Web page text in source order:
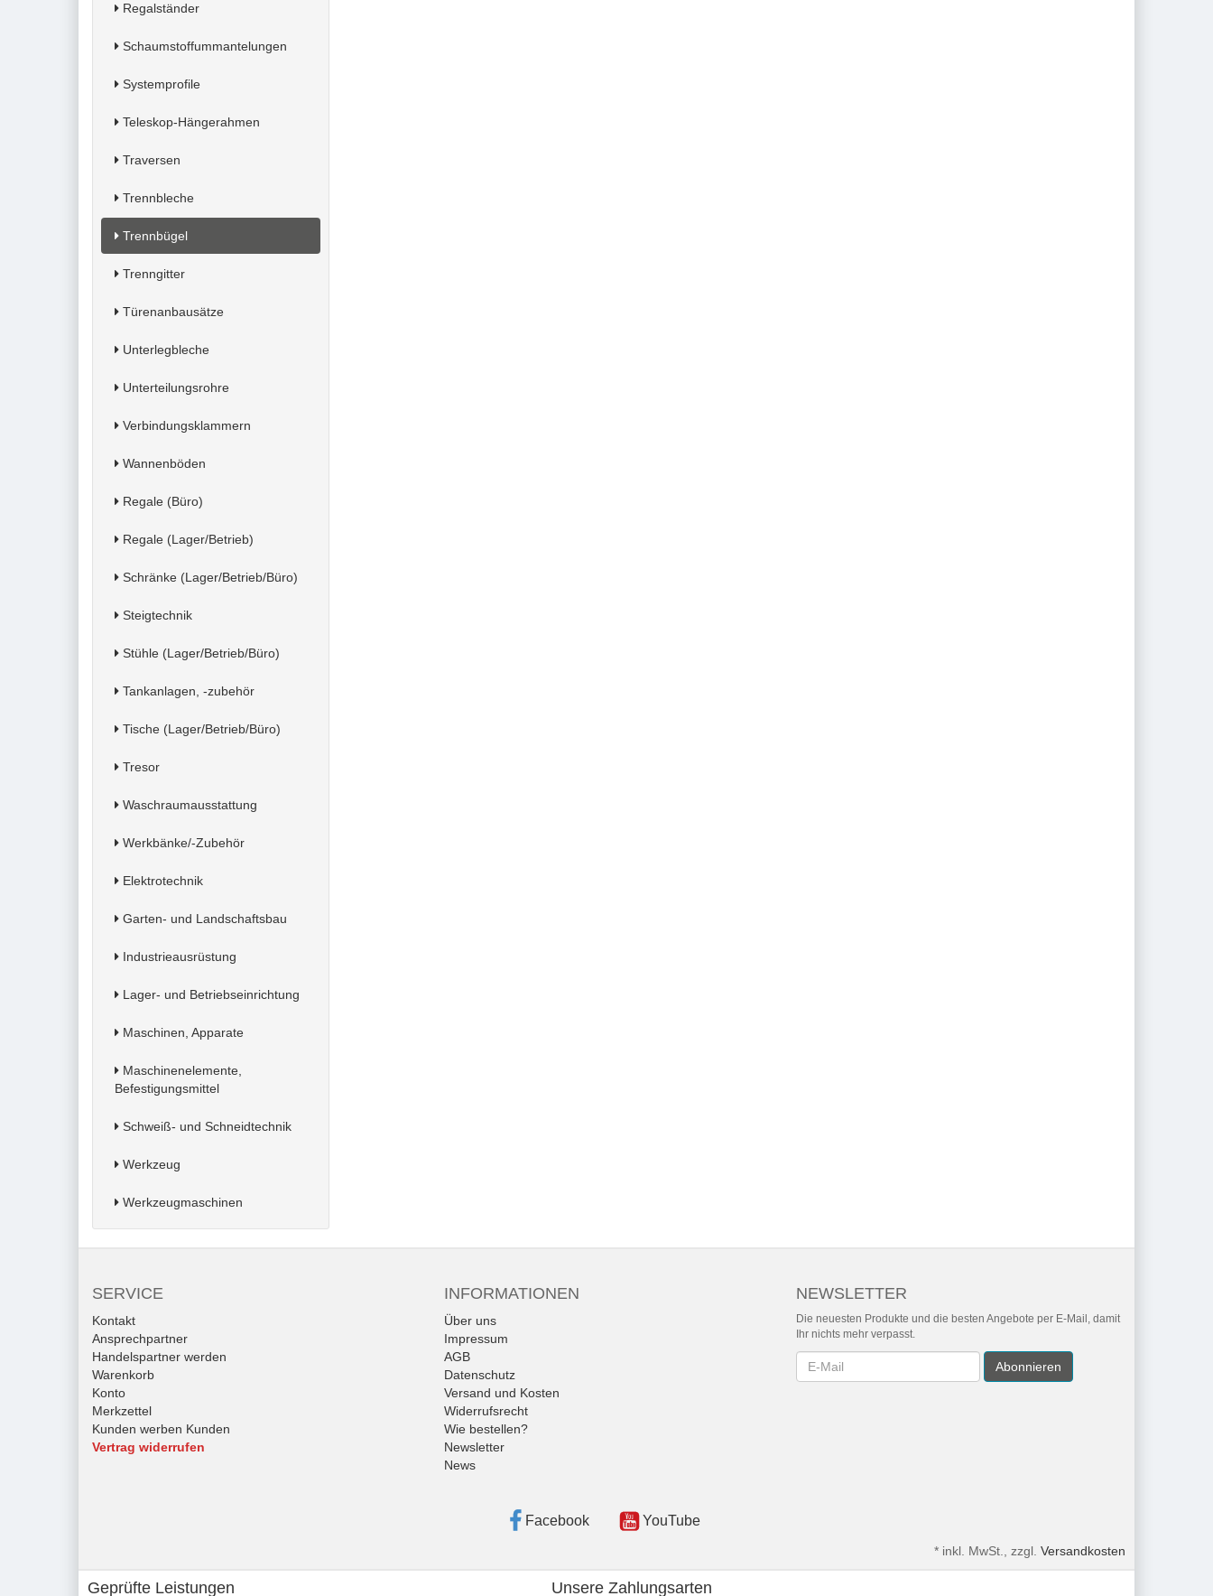
Regalständer
Schaumstoffummantelungen
Systemprofile
Teleskop-Hängerahmen
Traversen
Trennbleche
Trennbügel
Trenngitter
Türenanbausätze
Unterlegbleche
Unterteilungsrohre
Verbindungsklammern
Wannenböden
Regale (Büro)
Regale (Lager/Betrieb)
Schränke (Lager/Betrieb/Büro)
Steigtechnik
Stühle (Lager/Betrieb/Büro)
Tankanlagen, -zubehör
Tische (Lager/Betrieb/Büro)
Tresor
Waschraumausstattung
Werkbänke/-Zubehör
Elektrotechnik
Garten- und Landschaftsbau
Industrieausrüstung
Lager- und Betriebseinrichtung
Maschinen, Apparate
Maschinenelemente,
Befestigungsmittel
Schweiß- und Schneidtechnik
Werkzeug
Werkzeugmaschinen
SERVICE
Kontakt
Ansprechpartner
Handelspartner werden
Warenkorb
Konto
Merkzettel
Kunden werben Kunden
Vertrag widerrufen
INFORMATIONEN
Über uns
Impressum
AGB
Datenschutz
Versand und Kosten
Widerrufsrecht
Wie bestellen?
Newsletter
News
NEWSLETTER
Die neuesten Produkte und die besten Angebote per E-Mail, damit
Ihr nichts mehr verpasst.
Newsletter Abonnieren
Facebook YouTube
* inkl. MwSt., zzgl. Versandkosten
Geprüfte Leistungen Unsere Zahlungsarten